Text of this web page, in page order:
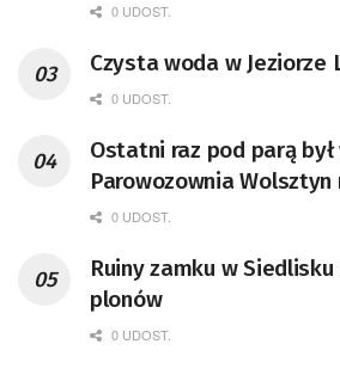
0 UDOST.
Czysta woda w Jeziorze
0 UDOST.
Ostatni raz pod parą był
Parowozownia Wolsztyn
remont unikatowego Tr5-
0 UDOST.
Ruiny zamku w
plonów
0 UDOST.